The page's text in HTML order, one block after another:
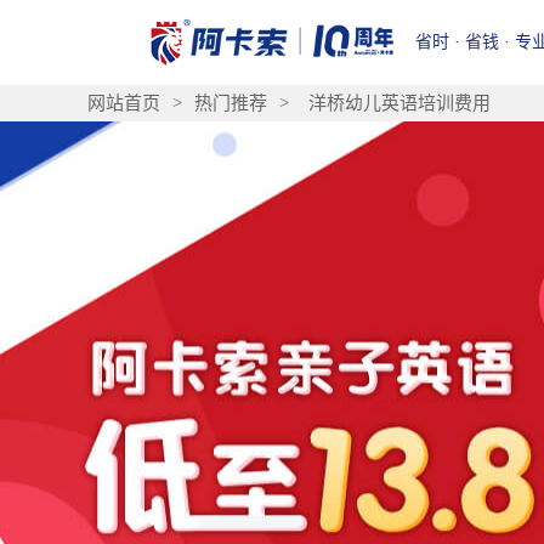
省时 · 省钱 · 专
网站首页 > 热门推荐 > 洋桥幼儿英语培训费用